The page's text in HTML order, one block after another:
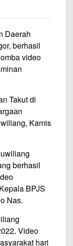
Daerah
berhasil
video
Takut di
Kamis
berhasil
BPJS
Nas.
Video
hari